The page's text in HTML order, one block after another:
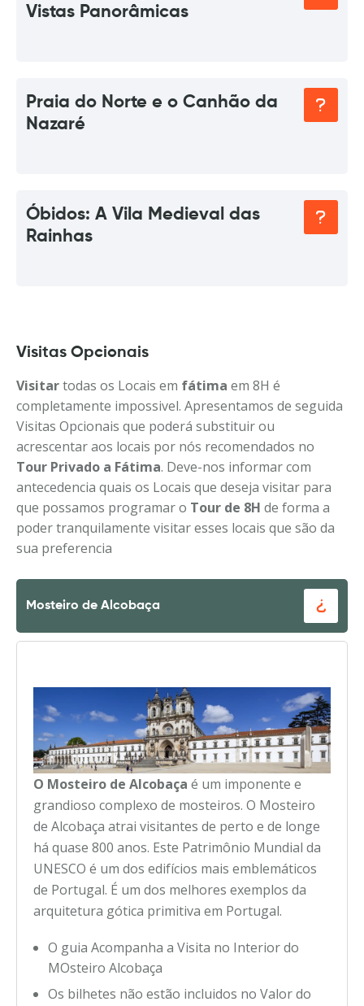
Vistas Panorâmicas
Praia do Norte e o Canhão da
Nazaré
Óbidos: A Vila Medieval das
Rainhas
Visitas Opcionais
Visitartodas os Locais em fátima em 8H é
completamente impossivel. Apresentamos de seguida
Visitas Opcionais que poderá substituir ou
acrescentar aos locais por nós recomendados no
Tour Privado a Fátima. Deve-nos informar com
antecedencia quais os Locais que deseja visitar para
que possamos programar o Tour de 8H de forma a
poder tranquilamente visitar esses locais que são da
sua preferencia
Mosteiro de Alcobaça
O Mosteiro de Alcobaça é um imponente e
grandioso complexo de mosteiros. O Mosteiro
de Alcobaça atrai visitantes de perto e de longe
há quase 800 anos. Este Patrimônio Mundial da
UNESCO é um dos edifícios mais emblemáticos
de Portugal. É um dos melhores exemplos da
arquitetura gótica primitiva em Portugal.
O guia Acompanha a Visita no Interior do
MOsteiro Alcobaça
Os bilhetes não estão incluidos no Valor do